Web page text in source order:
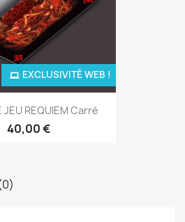
JEU REQUIEM Carré
40,00 €
EXCLUSIVITÉ WEB !